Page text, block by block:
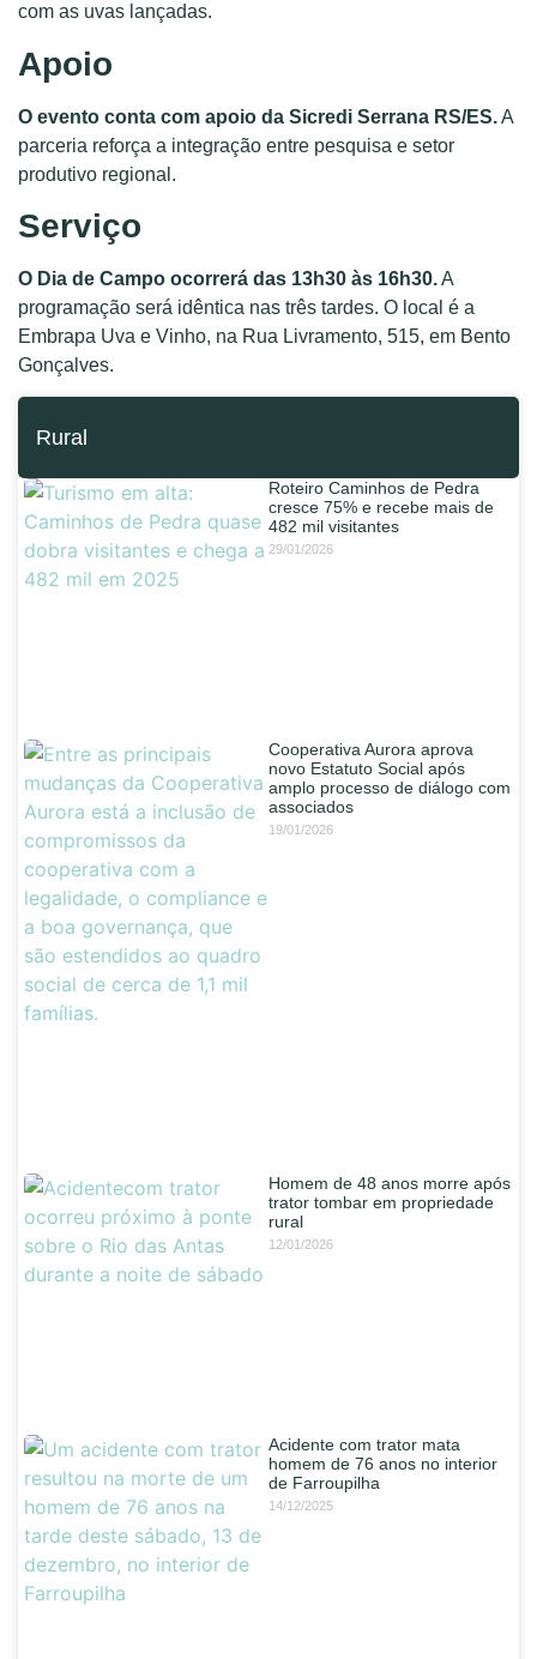
com as uvas lançadas.
Apoio
O evento conta com apoio da Sicredi Serrana RS/ES.A
parceria reforça a integração entre pesquisa e setor
produtivo regional.
Serviço
O Dia de Campo ocorrerá das 13h30 às 16h30.A
programação será idêntica nas três tardes. O local é a
Embrapa Uva e Vinho, na Rua Livramento, 515, em Bento
Gonçalves.
Rural
Roteiro Caminhos de Pedra
cresce 75% e recebe mais de
482 mil visitantes
29/01/2026
Cooperativa Aurora aprova
novo Estatuto Social após
amplo processo de diálogo com
associados
19/01/2026
Homem de 48 anos morre após
trator tombar em propriedade
rural
12/01/2026
Acidente com trator mata
homem de 76 anos no interior
de Farroupilha
14/12/2025